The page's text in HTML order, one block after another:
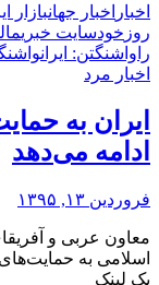
اخبار اخبار جهانبازار
روز خودسایت خبری
را واشنگتن: ایران
اخبار مرد
ایران به
ادامه می‌دهد
فروردین ۱۳, ۱۳۹۵
معاون عربی و
اسلامی به
بک لینک